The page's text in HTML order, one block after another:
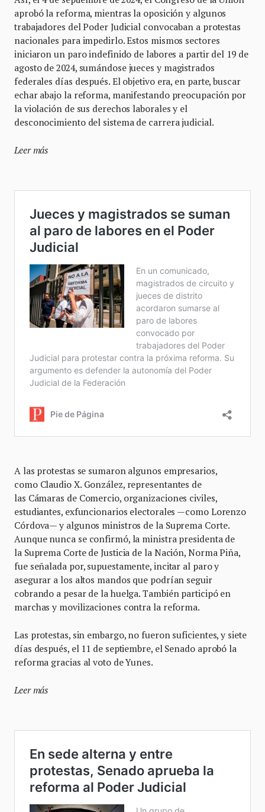
aprobó la reforma, mientras la oposición y algunos
trabajadores del Poder Judicial convocaban a protestas
nacionales para impedirlo. Estos mismos sectores
iniciaron un paro indefinido de labores a partir del 19 de
agosto de 2024, sumándose jueces y magistrados
federales días después. El objetivo era, en parte, buscar
echar abajo la reforma, manifestando preocupación por
la violación de sus derechos laborales y el
desconocimiento del sistema de carrera judicial.
Leer más
A las protestas se sumaron algunos empresarios,
como Claudio X. González, representantes de
las Cámaras de Comercio, organizaciones civiles,
estudiantes, exfuncionarios electorales —como Lorenzo
Córdova— y algunos ministros de la Suprema Corte.
Aunque nunca se confirmó, la ministra presidenta de
la Suprema Corte de Justicia de la Nación, Norma Piña,
fue señalada por, supuestamente, incitar al paro y
asegurar a los altos mandos que podrían seguir
cobrando a pesar de la huelga. También participó en
marchas y movilizaciones contra la reforma.
Las protestas, sin embargo, no fueron suficientes, y siete
días después, el 11 de septiembre, el Senado aprobó la
reforma gracias al voto de Yunes.
Leer más